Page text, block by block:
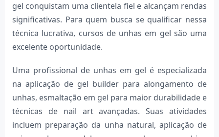
gel conquistam uma clientela fiel e alcançam rendas
significativas. Para quem busca se qualificar nessa
técnica lucrativa, cursos de unhas em gel são uma
excelente oportunidade.
Uma profissional de unhas em gel é especializada
na aplicação de gel builder para alongamento de
unhas, esmaltação em gel para maior durabilidade e
técnicas de nail art avançadas. Suas atividades
incluem preparação da unha natural, aplicação de